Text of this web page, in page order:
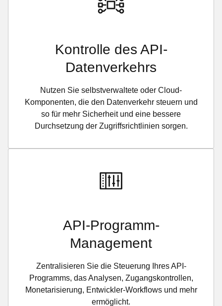
Kontrolle des API-
Datenverkehrs
Nutzen Sie selbstverwaltete oder Cloud-
Komponenten, die den Datenverkehr steuern und
so für mehr Sicherheit und eine bessere
Durchsetzung der Zugriffsrichtlinien sorgen.
API-Programm-
Management
Zentralisieren Sie die Steuerung Ihres API-
Programms, das Analysen, Zugangskontrollen,
Monetarisierung, Entwickler-Workflows und mehr
ermöglicht.